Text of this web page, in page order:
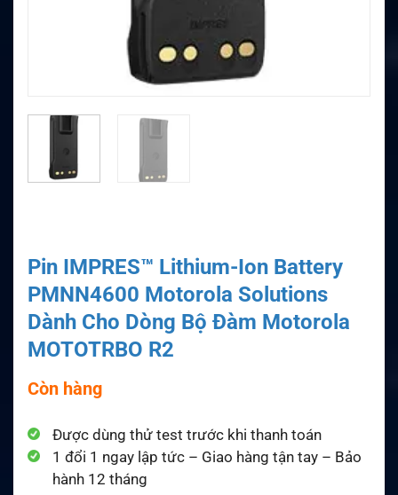
Pin IMPRES™ Lithium-Ion Battery
PMNN4600 Motorola Solutions
Dành Cho Dòng Bộ Đàm Motorola
MOTOTRBO R2
Còn hàng
Được dùng thử test trước khi thanh toán
1 đổi 1 ngay lập tức – Giao hàng tận tay – Bảo
hành 12 tháng